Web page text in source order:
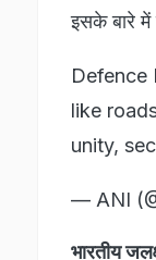
इसके बारे में
Defence
like
unity,
— ANI
भारतीय